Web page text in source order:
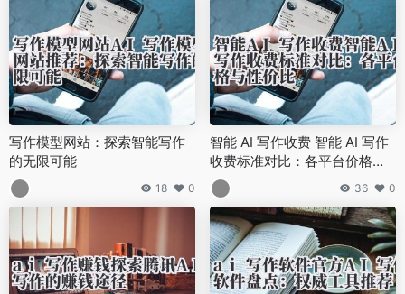
写作模型网站：探索智能写作
的无限可能
18 0
智能 AI 写作收费 智能 AI 写作
收费标准对比：各平台价格与
性价比
36 0